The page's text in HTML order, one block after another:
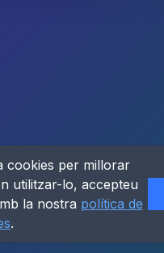
cookies per millorar
utilitzar-lo, accepteu
la nostra política de
.